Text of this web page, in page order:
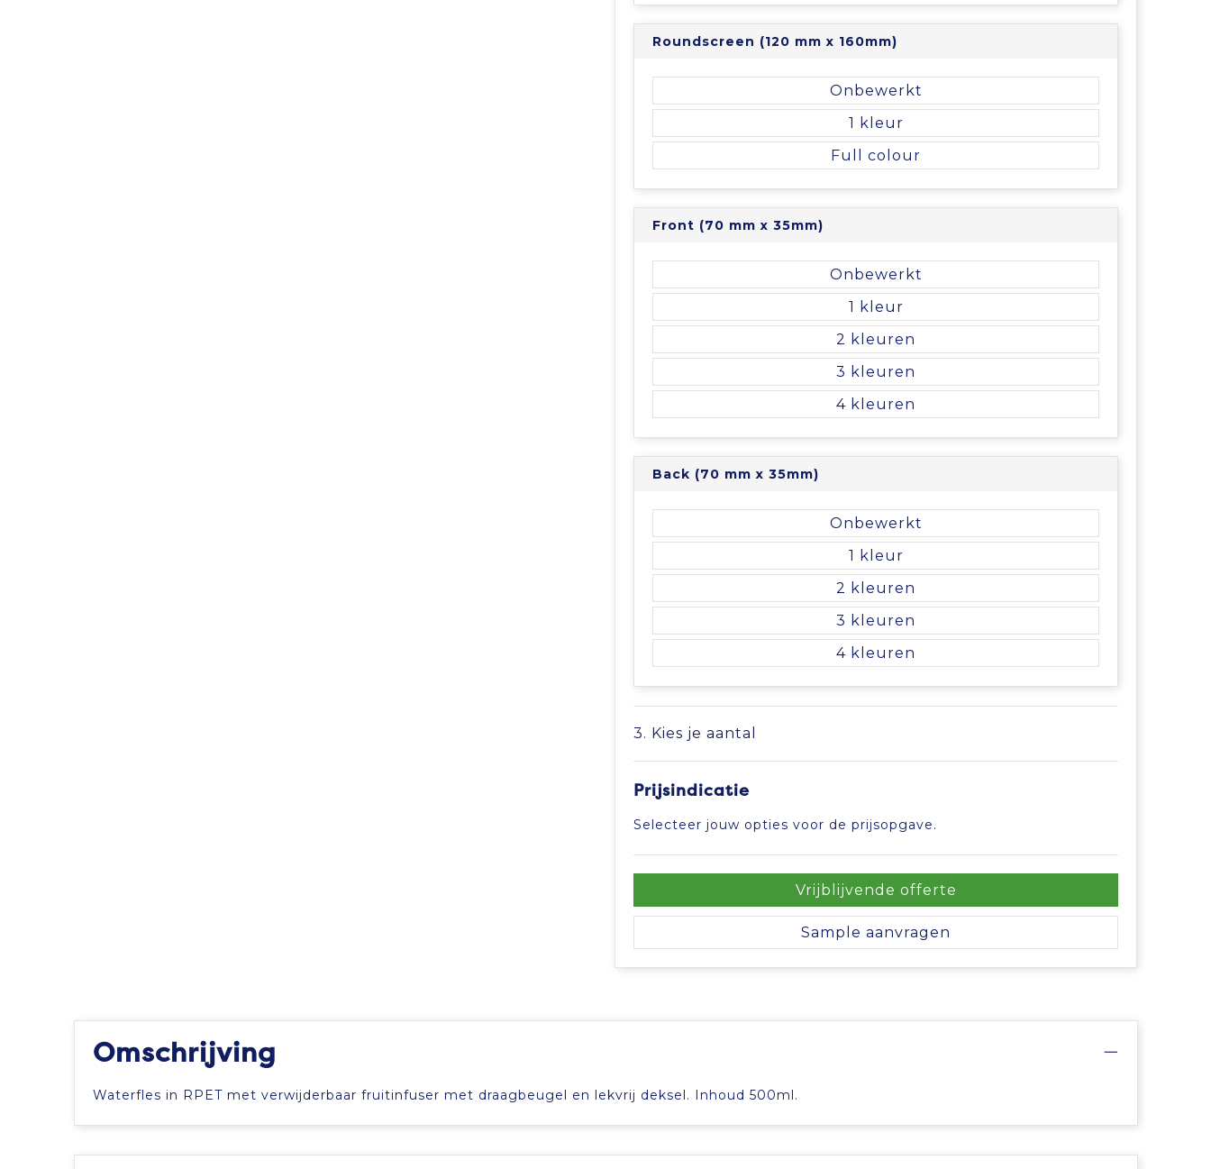
Roundscreen (120 mm x 160mm)
Onbewerkt
1
Full colour
Front (70 mm x 35mm)
Onbewerkt
1
2
3
4
Back (70 mm x 35mm)
Onbewerkt
1
2
3
4
3. Kies je aantal
Prijsindicatie
Selecteer jouw opties voor de prijsopgave.
Vrijblijvende offerte
Sample aanvragen
Omschrijving
Waterfles in RPET met verwijderbaar fruitinfuser met draagbeugel en lekvrij deksel. Inhoud 500ml.